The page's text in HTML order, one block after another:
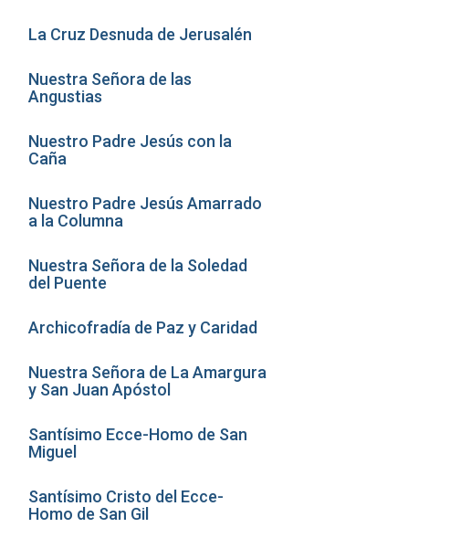
La Cruz Desnuda de Jerusalén
Nuestra Señora de las
Angustias
Nuestro Padre Jesús con la
Caña
Nuestro Padre Jesús Amarrado
a la Columna
Nuestra Señora de la Soledad
del Puente
Archicofradía de Paz y Caridad
Nuestra Señora de La Amargura
y San Juan Apóstol
Santísimo Ecce-Homo de San
Miguel
Santísimo Cristo del Ecce-
Homo de San Gil